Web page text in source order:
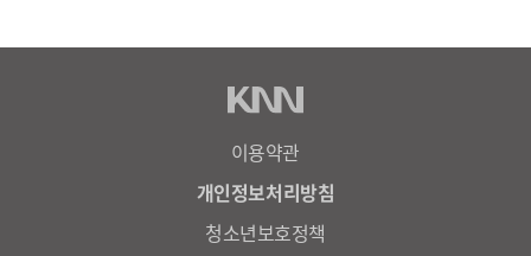
이용약관
개인정보처리방침
청소년보호정책